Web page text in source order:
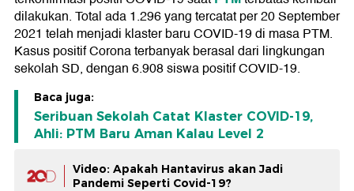
dilakukan. Total ada 1.296 yang tercatat per 20 September
2021 telah menjadi klaster baru COVID-19 di masa PTM.
Kasus positif Corona terbanyak berasal dari lingkungan
sekolah SD, dengan 6.908 siswa positif COVID-19.
Baca juga:
Seribuan Sekolah Catat Klaster COVID-19,
Ahli: PTM Baru Aman Kalau Level 2
Video: Apakah Hantavirus akan Jadi
Pandemi Seperti Covid-19?